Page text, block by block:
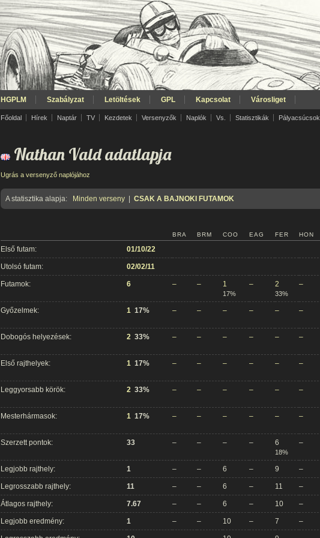
HGPLM Szabályzat Letöltések GPL Kapcsolat Városliget
Főoldal Hírek Naptár TV Kezdetek Versenyzők Naplók Vs. Statisztikák Pályacsúcsok
Nathan Vald adatlapja
Ugrás a versenyző naplójához
A statisztika alapja: Minden verseny CSAK A BAJNOKI FUTAMOK
BRA BRM COO EAG FER HON
Első futam: 01/10/22
Utolsó futam: 02/02/11
Futamok: 6 – – 1
17%
– 2
33%
–
Győzelmek: 1 17% – – – – – –
Dobogós helyezések: 2 33% – – – – – –
Első rajthelyek: 1 17% – – – – – –
Leggyorsabb körök: 2 33% – – – – – –
Mesterhármasok: 1 17% – – – – – –
Szerzett pontok: 33 – – – – 6
18%
–
Legjobb rajthely: 1 – – 6 – 9 –
Legrosszabb rajthely: 11 – – 6 – 11 –
Átlagos rajthely: 7.67 – – 6 – 10 –
Legjobb eredmény: 1 – – 10 – 7 –